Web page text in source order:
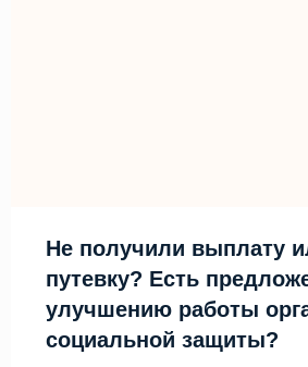
Не получили выплату
путевку? Есть
улучшению работы
социальной защиты?